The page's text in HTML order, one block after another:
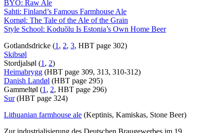
BYO: Raw Ale
Sahti: Finland’s Famous Farmhouse Ale
Kornøl: The Tale of the Ale of the Grain
Style School: Koduõlu Is Estonia’s Own Home Beer
Gotlandsdricke (1 , 2, 3, HBT page 302)
Skibsøl
Stordjalsøl (1 , 2)
Heimabrygg (HBT page 309, 313, 310-312)
Danish Landøl (HBT page 295)
Gammeltøl (1 , 2, HBT page 296)
Sur(HBT page 324)
Lithuanian farmhouse ale (Keptinis, Kamiskas, Stone Beer)
Zur industrialisierung des Deutschen Braugewerbes im 19.